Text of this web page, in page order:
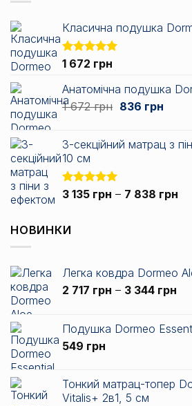
Класична подушка
Оцінено в
з 5
1 672 грн
Анатомічна подушка
1 672грн Оригінальна
672 грн.
836 грн
3-секційний матрац з
10 см
Оцінено в
з 5
3 135 грн – 7 838 грн
до
7
НОВИНКИ
Легка ковдра Dormeo
2 717 грн – 3 344 грн
2
3
Подушка Dormeo
549 грн
Тонкий матрац-топер
Vitalis+ 2в1, 5 см